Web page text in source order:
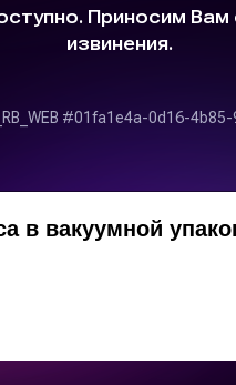
в вакуумной